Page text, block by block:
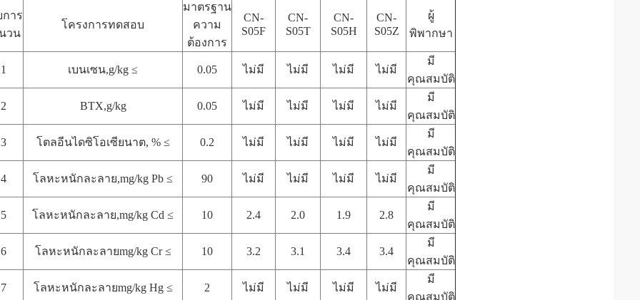
การ
วน
โครงการทดสอบ
มาตรฐาน
ความ
ต้องการ
CN-
S05F
CN-
S05T
CN-
S05H
CN-
S05Z
ผู้
พิพากษา
1 เบนเซน,g/kg ≤ 0.05 ไม่มี ไม่มี ไม่มี ไม่มี
มี
คุณสมบัติ
2 BTX,g/kg 0.05 ไม่มี ไม่มี ไม่มี ไม่มี
มี
คุณสมบัติ
3 โตลอีนไดซิโอเซียนาต, % ≤ 0.2 ไม่มี ไม่มี ไม่มี ไม่มี
มี
คุณสมบัติ
4 โลหะหนักละลาย,mg/kg Pb ≤ 90 ไม่มี ไม่มี ไม่มี ไม่มี
มี
คุณสมบัติ
5 โลหะหนักละลาย,mg/kg Cd ≤ 10 2.4 2.0 1.9 2.8
มี
คุณสมบัติ
6 โลหะหนักละลายmg/kg Cr ≤ 10 3.2 3.1 3.4 3.4
มี
คุณสมบัติ
7 โลหะหนักละลายmg/kg Hg ≤ 2 ไม่มี ไม่มี ไม่มี ไม่มี
มี
คุณสมบัติ